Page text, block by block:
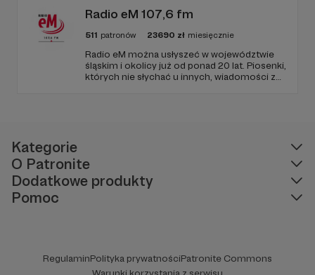
Radio eM 107,6 fm
511 patronów 23690 zł miesięcznie
Radio eM można usłyszeć w województwie
śląskim i okolicy już od ponad 20 lat. Piosenki,
których nie słychać u innych, wiadomości z
Kategorie
O Patronite
Dodatkowe produkty
Pomoc
RegulaminPolityka prywatnościPatronite Commons
Warunki korzystania z serwisu